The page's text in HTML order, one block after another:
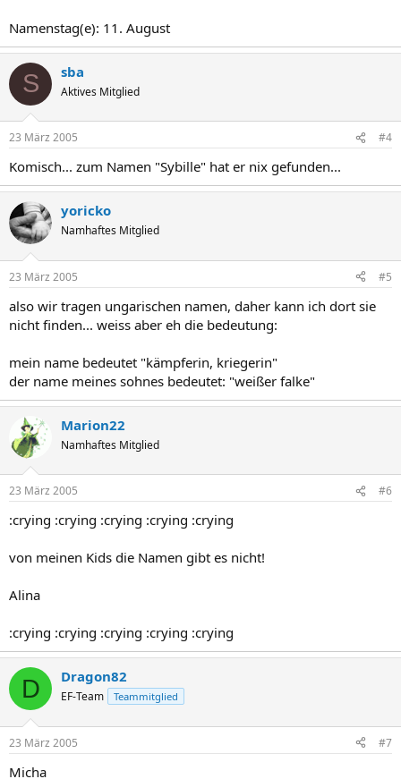
Namenstag(e): 11. August
S sba
Aktives Mitglied
23 März 2005 #4
Komisch... zum Namen "Sybille" hat er nix gefunden...
yoricko
Namhaftes Mitglied
23 März 2005 #5
also wir tragen ungarischen namen, daher kann ich dort sie
nicht finden... weiss aber eh die bedeutung:
mein name bedeutet "kämpferin, kriegerin"
der name meines sohnes bedeutet: "weißer falke"
Marion22
Namhaftes Mitglied
23 März 2005 #6
:crying :crying :crying :crying :crying
von meinen Kids die Namen gibt es nicht!
Alina
:crying :crying :crying :crying :crying
D Dragon82
EF-Team Teammitglied
23 März 2005 #7
Micha